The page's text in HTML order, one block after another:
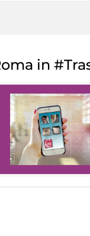
in